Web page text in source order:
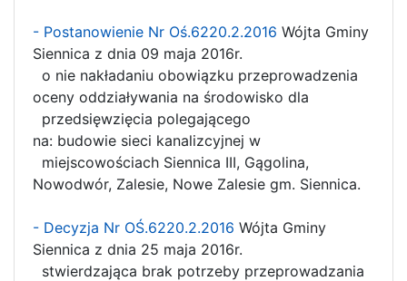
- Postanowienie Nr Oś.6220.2.2016 Wójta Gminy
Siennica z dnia 09 maja 2016r.
o nie nakładaniu obowiązku przeprowadzenia
oceny oddziaływania na środowisko dla
przedsięwzięcia polegającego
na: budowie sieci kanalizcyjnej w
miejscowościach Siennica III, Gągolina,
Nowodwór, Zalesie, Nowe Zalesie gm. Siennica.
- Decyzja Nr OŚ.6220.2.2016 Wójta Gminy
Siennica z dnia 25 maja 2016r.
stwierdzająca brak potrzeby przeprowadzania